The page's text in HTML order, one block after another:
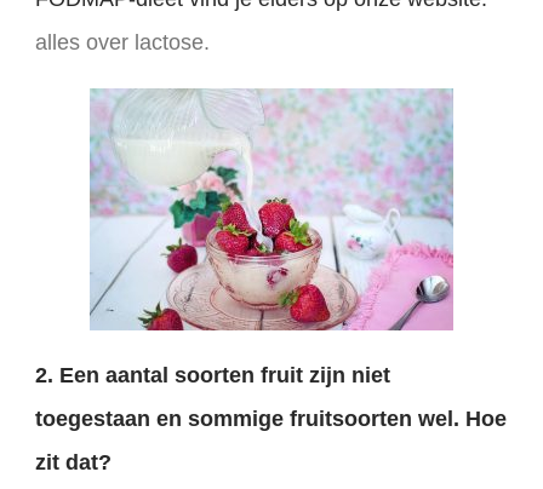
alles over lactose.
2. Een aantal soorten fruit zijn niet
toegestaan en sommige fruitsoorten wel. Hoe
zit dat?